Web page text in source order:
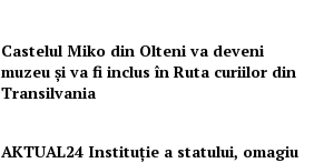
Castelul Miko din Olteni va deveni
muzeu şi va fi inclus în Ruta curiilor din
Transilvania
AKTUAL24 Instituție a statului, omagiu